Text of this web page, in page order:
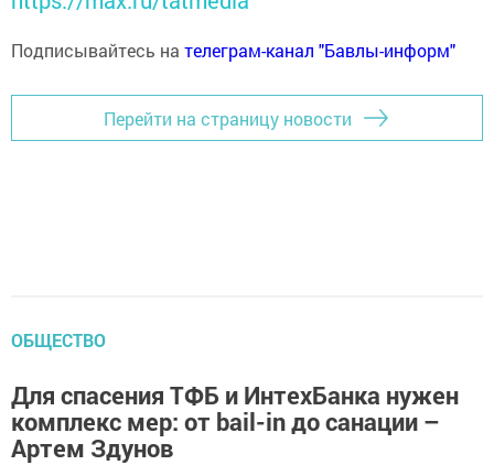
Подписывайтесь на телеграм-канал "Бавлы-информ"
Перейти на страницу новости
ОБЩЕСТВО
Для спасения ТФБ и ИнтехБанка нужен
комплекс мер: от bail-in до санации –
Артем Здунов